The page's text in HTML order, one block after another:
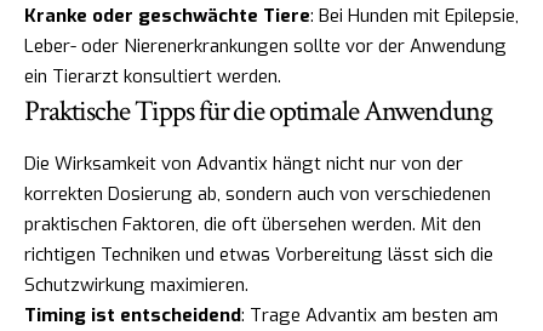
Kranke oder geschwächte Tiere: Bei Hunden mit Epilepsie,
Leber- oder Nierenerkrankungen sollte vor der Anwendung
ein Tierarzt konsultiert werden.
Praktische Tipps für die optimale Anwendung
Die Wirksamkeit von Advantix hängt nicht nur von der
korrekten Dosierung ab, sondern auch von verschiedenen
praktischen Faktoren, die oft übersehen werden. Mit den
richtigen Techniken und etwas Vorbereitung lässt sich die
Schutzwirkung maximieren.
Timing ist entscheidend: Trage Advantix am besten am